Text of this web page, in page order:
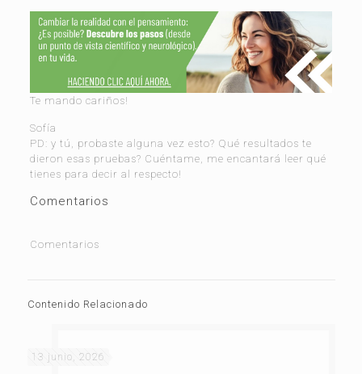
Te mando cariños!
Sofía
PD: y tú, probaste alguna vez esto? Qué resultados te
dieron esas pruebas? Cuéntame, me encantará leer qué
tienes para decir al respecto!
Comentarios
Comentarios
Contenido Relacionado
13 junio, 2026